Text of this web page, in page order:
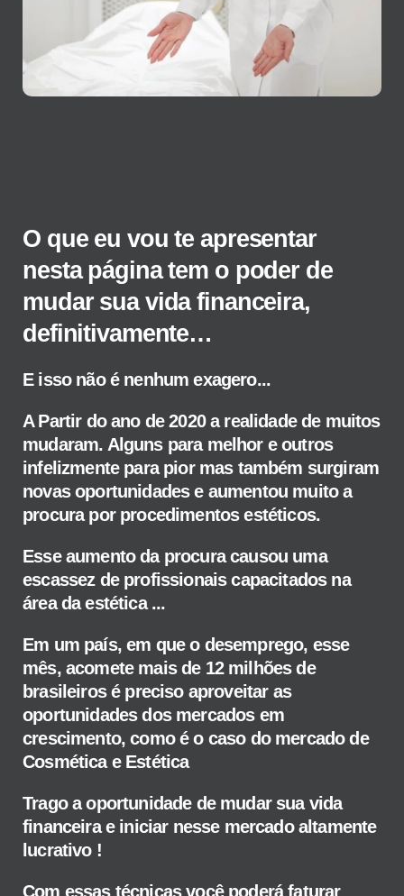
O que eu vou te apresentar
nesta página tem o poder de
mudar sua vida financeira,
definitivamente…
E isso não é nenhum exagero...
A Partir do ano de 2020 a realidade de muitos
mudaram. Alguns para melhor e outros
infelizmente para pior mas também surgiram
novas oportunidades e aumentou muito a
procura por procedimentos estéticos.
Esse aumento da procura causou uma
escassez de profissionais capacitados na
área da estética ...
Em um país, em que o desemprego, esse
mês, acomete mais de 12 milhões de
brasileiros é preciso aproveitar as
oportunidades dos mercados em
crescimento, como é o caso do mercado de
Cosmética e Estética
Trago a oportunidade de mudar sua vida
financeira e iniciar nesse mercado altamente
lucrativo !
Com essas técnicas você poderá faturar